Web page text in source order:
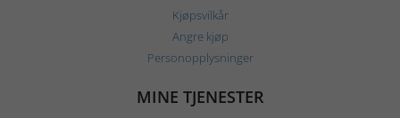
Kjøpsvilkår
Angre kjøp
Personopplysninger
MINE TJENESTER